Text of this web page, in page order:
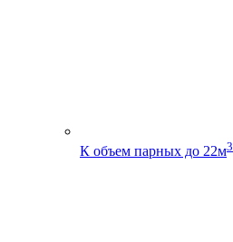
К объем парных до 22м3